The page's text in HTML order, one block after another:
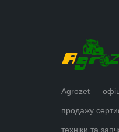
Agrozet —
продажу
техніки та